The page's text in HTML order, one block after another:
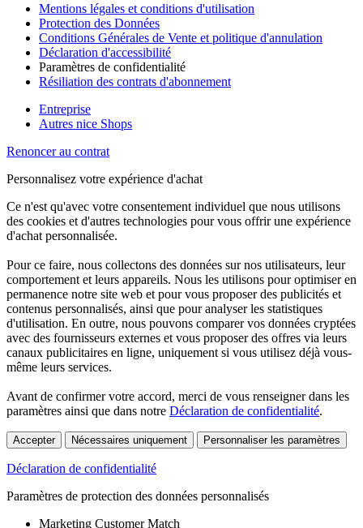
Mentions légales et conditions d'utilisation
Protection des Données
Conditions Générales de Vente et politique d'annulation
Déclaration d'accessibilité
Paramètres de confidentialité
Résiliation des contrats d'abonnement
Entreprise
Autres nice Shops
Renoncer au contrat
Personnalisez votre expérience d'achat
Ce n'est qu'avec votre consentement individuel que nous utilisons
des cookies et d'autres technologies pour vous offrir une expérience
d'achat personnalisée.
Pour ce faire, nous collectons des données sur nos utilisateurs, leur
comportement et leurs appareils. Nous les utilisons pour optimiser en
permanence notre site web et pour vous proposer des publicités et
contenus personnalisés, ainsi que pour analyser les statistiques
d'utilisation. En outre, nous pouvons comparer vos données cryptées
avec des fournisseurs externes et vous proposer des offres via leurs
canaux publicitaires en ligne, uniquement si vous utilisez déjà vous-
même leurs services.
Avant de confirmer votre accord, merci de vous renseigner dans les
paramètres ainsi que dans notre Déclaration de confidentialité.
Accepter Nécessaires uniquement Personnaliser les paramètres
Déclaration de confidentialité
Paramètres de protection des données personnalisés
Marketing Customer Match